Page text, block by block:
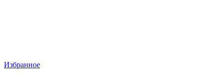
Избранное